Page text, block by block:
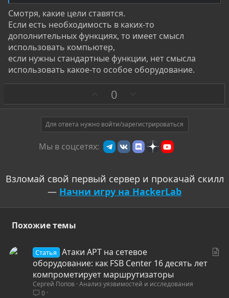
Смотря, какие цели ставятся.
Если есть необходимость в каких-то
дополнительных функциях, то имеет смысл
использовать компьютер,
если нужны стандартные функции, нет смысла
использовать какое-то особое оборудование.
а
0
р
о
т
и
в
Для ответа нужно войти/зарегистрироваться
Мы в соцсетях:
Взломай свой первый сервер и прокачай скилл
— Начни игру на HackerLab
Похожие темы
Статья
Атаки APT на сетевое
оборудование: как FSB Center 16 десять лет
компрометирует маршрутизаторы
Сергей Попов Анализ уязвимостей и исследования
0